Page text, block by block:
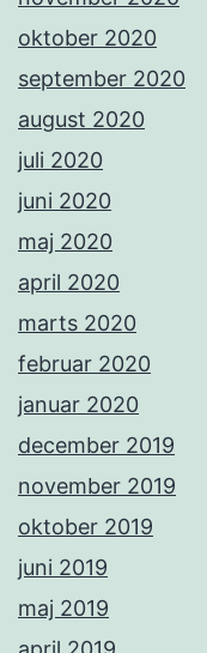
oktober 2020
september 2020
august 2020
juli 2020
juni 2020
maj 2020
april 2020
marts 2020
februar 2020
januar 2020
december 2019
november 2019
oktober 2019
juni 2019
maj 2019